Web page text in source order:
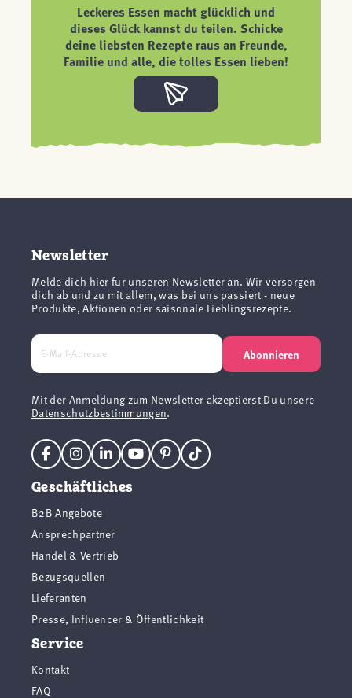
Leckeres Essen macht glücklich und
dieses Glück kannst du teilen. Schicke
deine liebsten Rezepte raus an Freunde,
Familie und alle, die tolles Essen lieben!
Newsletter
Melde dich hier für unseren Newsletter an. Wir versorgen
dich ab und zu mit allem, was bei uns passiert - neue
Produkte, Aktionen oder saisonale Lieblingsrezepte.
Abonnieren
Mit der Anmeldung zum Newsletter akzeptierst Du unsere
Datenschutzbestimmungen.
Geschäftliches
B2B Angebote
Ansprechpartner
Handel & Vertrieb
Bezugsquellen
Lieferanten
Presse, Influencer & Öffentlichkeit
Service
Kontakt
FAQ